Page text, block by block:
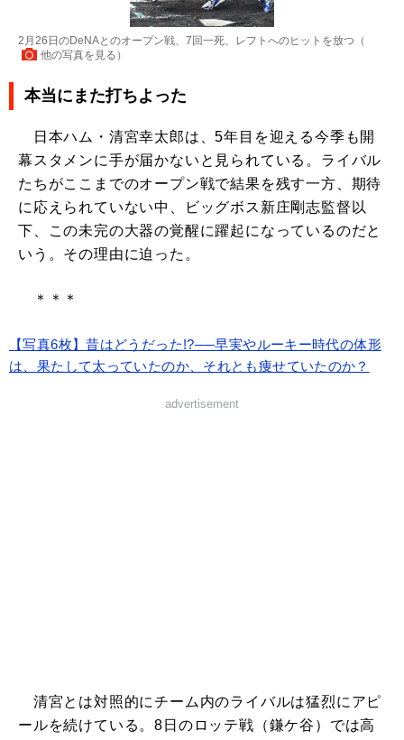
2月26日のDeNAとのオープン戦、7回一死、レフトへのヒットを放つ（
他の写真を見る ）
本当にまた打ちよった
日本ハム・清宮幸太郎は、5年目を迎える今季も開
幕スタメンに手が届かないと見られている。ライバル
たちがここまでのオープン戦で結果を残す一方、期待
に応えられていない中、ビッグボス新庄剛志監督以
下、この未完の大器の覚醒に躍起になっているのだと
いう。その理由に迫った。
＊＊＊
【写真6枚】昔はどうだった!?──早実やルーキー時代の体形
は、果たして太っていたのか、それとも痩せていたのか？
advertisement
清宮とは対照的にチーム内のライバルは猛烈にアピ
ールを続けている。8日のロッテ戦（鎌ケ谷）では高